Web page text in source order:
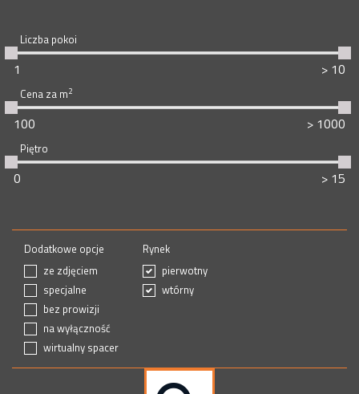
Liczba pokoi
Cena za m2
Piętro
Dodatkowe opcje
ze zdjęciem
specjalne
bez prowizji
na wyłączność
wirtualny spacer
Rynek
pierwotny
wtórny